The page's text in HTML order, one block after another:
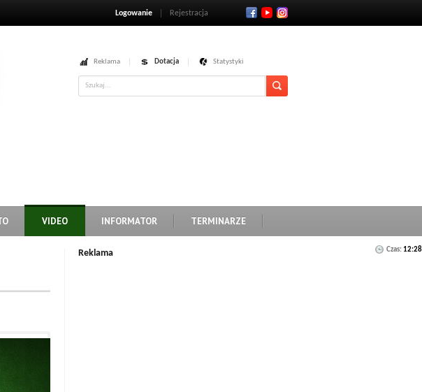
Logowanie Rejestracja
Reklama Dotacja Statystyki
VIDEO INFORMATOR TERMINARZE
Czas: 12:28
Reklama